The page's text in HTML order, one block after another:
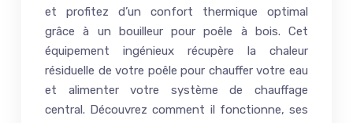
et profitez d’un confort thermique optimal
grâce à un bouilleur pour poêle à bois. Cet
équipement ingénieux récupère la chaleur
résiduelle de votre poêle pour chauffer votre eau
et alimenter votre système de chauffage
central. Découvrez comment il fonctionne, ses